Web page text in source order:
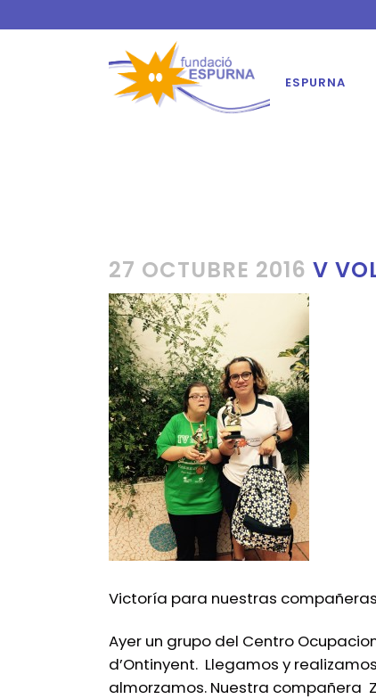
ESPURNA
27 OCTUBRE 2016 V
Victoría para nuestras
Ayer un grupo del Centro
d’Ontinyent. Llegamos y
almorzamos. Nuestra compañera